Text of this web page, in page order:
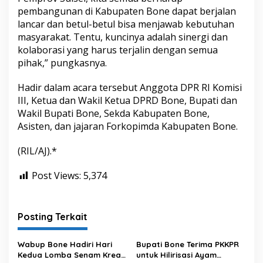
pembangunan di Kabupaten Bone dapat berjalan
lancar dan betul-betul bisa menjawab kebutuhan
masyarakat. Tentu, kuncinya adalah sinergi dan
kolaborasi yang harus terjalin dengan semua
pihak,” pungkasnya.
Hadir dalam acara tersebut Anggota DPR RI Komisi
III, Ketua dan Wakil Ketua DPRD Bone, Bupati dan
Wakil Bupati Bone, Sekda Kabupaten Bone,
Asisten, dan jajaran Forkopimda Kabupaten Bone.
(RIL/AJ).*
Post Views: 5,374
Posting Terkait
Wabup Bone Hadiri Hari
Kedua Lomba Senam Kreasi
Bupati Bone Terima PKKPR
untuk Hilirisasi Ayam